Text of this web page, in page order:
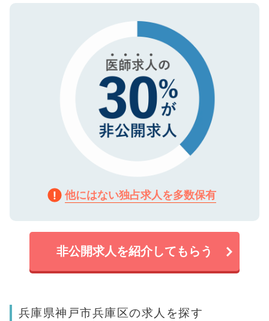
で、機密保持に関してもご安心ください。
ので、まずはご登録ください。
他にはない独占求人を多数保有
非公開求人を紹介してもらう
兵庫県神戸市兵庫区の求人を探す